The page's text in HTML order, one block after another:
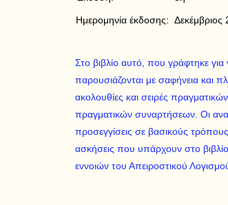
Δεκέμβριος
Ημερομηνία έκδοσης:
Στο βιβλίο αυτό, που γράφτηκε
παρουσιάζονται με σαφήνεια και
ακολουθίες και σειρές
πραγματικών συναρτήσεων. Οι
προσεγγίσεις σε βασικούς
ασκήσεις που υπάρχουν στο
εννοιών του Απειροστικού